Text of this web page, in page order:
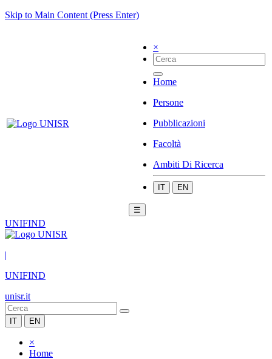
Skip to Main Content (Press Enter)
×
Home
Persone
Pubblicazioni
Facoltà
Ambiti Di Ricerca
IT EN
☰
UNIFIND
|
UNIFIND
unisr.it
IT EN
×
Home